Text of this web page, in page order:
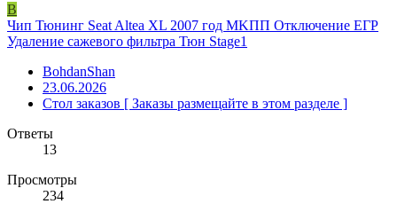
B
Чип Тюнинг Seat Altea XL 2007 год MKПП Отключение ЕГР
Удаление сажевого фильтра Тюн Stage1
BohdanShan
23.06.2026
Стол заказов [ Заказы размещайте в этом разделе ]
Ответы
13
Просмотры
234